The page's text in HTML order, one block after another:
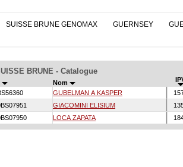
SUISSE BRUNE GENOMAX GUERNSEY
BRUNE - Catalogue
Nom
GUBELMAN A KASPER
GIACOMINI ELISIUM
LOCA ZAPATA